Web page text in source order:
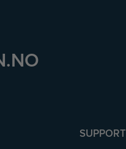
SUPPORT